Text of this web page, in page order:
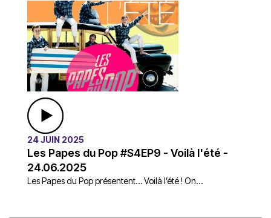
24 JUIN 2025
Les Papes du Pop #S4EP9 - Voilà l'été -
24.06.2025
Les Papes du Pop présentent… Voilà l’été ! On...